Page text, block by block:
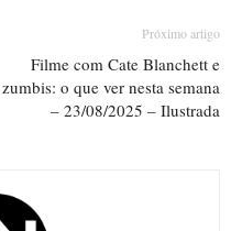
Próximo artigo
Filme com Cate Blanchett e
zumbis: o que ver nesta semana
– 23/08/2025 – Ilustrada